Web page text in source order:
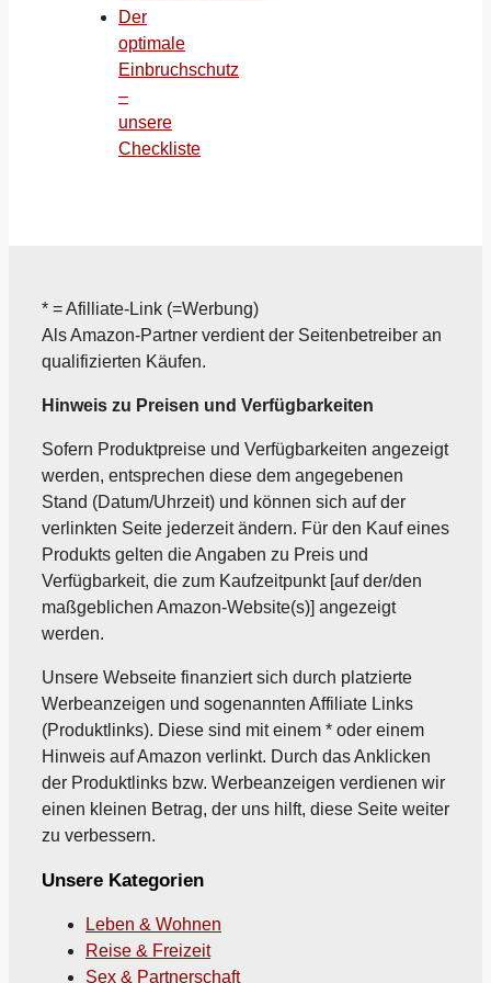
Der
optimale
Einbruchschutz
–
unsere
Checkliste
* = Afilliate-Link (=Werbung)
Als Amazon-Partner verdient der Seitenbetreiber an
qualifizierten Käufen.
Hinweis zu Preisen und Verfügbarkeiten
Sofern Produktpreise und Verfügbarkeiten angezeigt
werden, entsprechen diese dem angegebenen
Stand (Datum/Uhrzeit) und können sich auf der
verlinkten Seite jederzeit ändern. Für den Kauf eines
Produkts gelten die Angaben zu Preis und
Verfügbarkeit, die zum Kaufzeitpunkt [auf der/den
maßgeblichen Amazon-Website(s)] angezeigt
werden.
Unsere Webseite finanziert sich durch platzierte
Werbeanzeigen und sogenannten Affiliate Links
(Produktlinks). Diese sind mit einem * oder einem
Hinweis auf Amazon verlinkt. Durch das Anklicken
der Produktlinks bzw. Werbeanzeigen verdienen wir
einen kleinen Betrag, der uns hilft, diese Seite weiter
zu verbessern.
Unsere Kategorien
Leben & Wohnen
Reise & Freizeit
Sex & Partnerschaft